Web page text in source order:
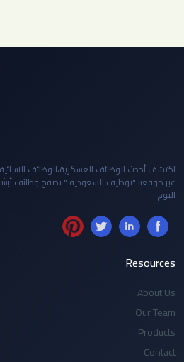
اكتشف أحدث الوظائف العسكرية،الوظائف
عبر موقعنا "توظيف السعودية " تصفح وظائف
اليوم
Resources
About Us
Our Team
Products
Contact